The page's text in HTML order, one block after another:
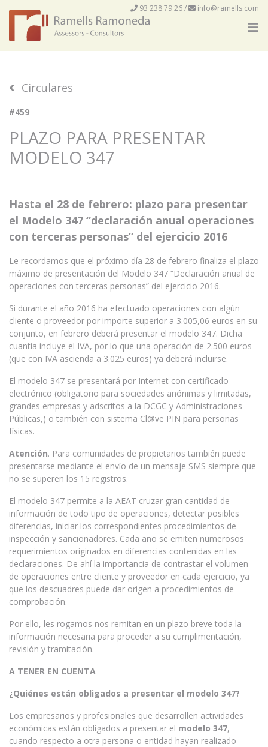
93 238 79 26/ info@ramells.com
Circulares
#459
PLAZO PARA PRESENTAR
MODELO 347
Hasta el 28 de febrero: plazo para presentar
el Modelo 347 “declaración anual operaciones
con terceras personas” del ejercicio 2016
Le recordamos que el próximo día 28 de febrero finaliza el plazo
máximo de presentación del Modelo 347 “Declaración anual de
operaciones con terceras personas” del ejercicio 2016.
Si durante el año 2016 ha efectuado operaciones con algún
cliente o proveedor por importe superior a 3.005,06 euros en su
conjunto, en febrero deberá presentar el modelo 347. Dicha
cuantía incluye el IVA, por lo que una operación de 2.500 euros
(que con IVA ascienda a 3.025 euros) ya deberá incluirse.
El modelo 347 se presentará por Internet con certificado
electrónico (obligatorio para sociedades anónimas y limitadas,
grandes empresas y adscritos a la DCGC y Administraciones
Públicas,) o también con sistema Cl@ve PIN para personas
físicas.
Atención. Para comunidades de propietarios también puede
presentarse mediante el envío de un mensaje SMS siempre que
no se superen los 15 registros.
El modelo 347 permite a la AEAT cruzar gran cantidad de
información de todo tipo de operaciones, detectar posibles
diferencias, iniciar los correspondientes procedimientos de
inspección y sancionadores. Cada año se emiten numerosos
requerimientos originados en diferencias contenidas en las
declaraciones. De ahí la importancia de contrastar el volumen
de operaciones entre cliente y proveedor en cada ejercicio, ya
que los descuadres puede dar origen a procedimientos de
comprobación.
Por ello, les rogamos nos remitan en un plazo breve toda la
información necesaria para proceder a su cumplimentación,
revisión y tramitación.
A TENER EN CUENTA
¿Quiénes están obligados a presentar el modelo 347?
Los empresarios y profesionales que desarrollen actividades
económicas están obligados a presentar el modelo 347,
cuando respecto a otra persona o entidad hayan realizado